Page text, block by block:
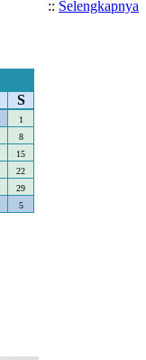
:: Selengkapnya
S
1
8
15
22
29
5